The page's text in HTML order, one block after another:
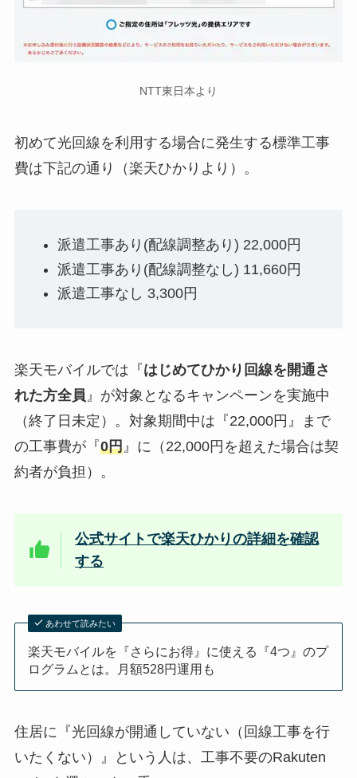
NTT東日本より
初めて光回線を利用する場合に発生する標準工事
費は下記の通り（楽天ひかりより）。
派遣工事あり(配線調整あり) 22,000円
派遣工事あり(配線調整なし) 11,660円
派遣工事なし 3,300円
楽天モバイルでは『はじめてひかり回線を開通さ
れた方全員』が対象となるキャンペーンを実施中
（終了日未定）。対象期間中は『22,000円』まで
の工事費が『0円』に（22,000円を超えた場合は契
約者が負担）。
公式サイトで楽天ひかりの詳細を確認
する
あわせて読みたい
楽天モバイルを『さらにお得』に使える『4つ』のプ
ログラムとは。月額528円運用も
住居に『光回線が開通していない（回線工事を行
いたくない）』という人は、工事不要のRakuten